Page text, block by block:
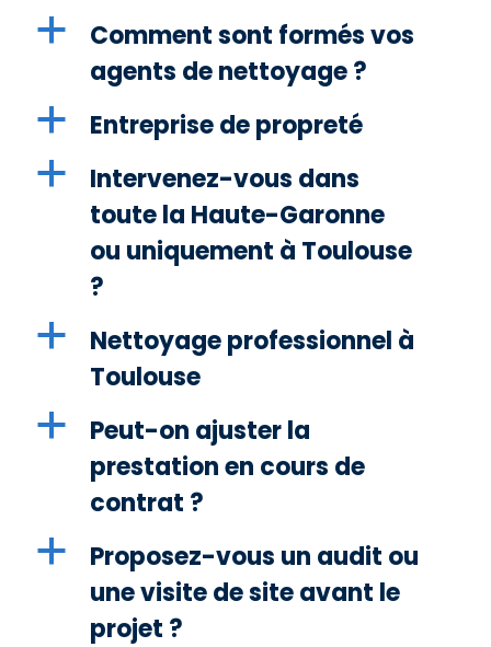
a
Comment sont formés vos
agents de nettoyage ?
a Entreprise de propreté
a
Intervenez-vous dans
toute la Haute-Garonne
ou uniquement à Toulouse
?
a
Nettoyage professionnel à
Toulouse
a
Peut-on ajuster la
prestation en cours de
contrat ?
a
Proposez-vous un audit ou
une visite de site avant le
projet ?